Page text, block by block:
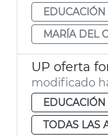
EDUCACIÓN
MARÍA DEL
modificado
EDUCACIÓN
TODAS LAS